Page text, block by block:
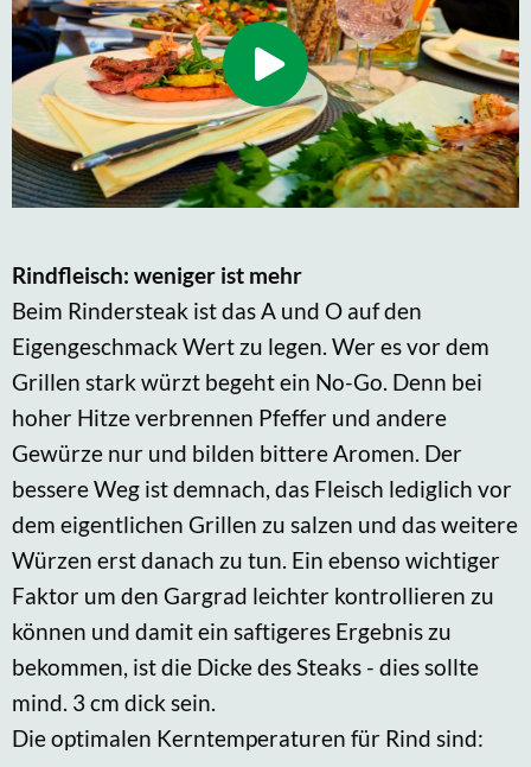
Rindfleisch: weniger ist mehr
Beim Rindersteak ist das A und O auf den
Eigengeschmack Wert zu legen. Wer es vor dem
Grillen stark würzt begeht ein No-Go. Denn bei
hoher Hitze verbrennen Pfeffer und andere
Gewürze nur und bilden bittere Aromen. Der
bessere Weg ist demnach, das Fleisch lediglich vor
dem eigentlichen Grillen zu salzen und das weitere
Würzen erst danach zu tun. Ein ebenso wichtiger
Faktor um den Gargrad leichter kontrollieren zu
können und damit ein saftigeres Ergebnis zu
bekommen, ist die Dicke des Steaks - dies sollte
mind. 3 cm dick sein.
Die optimalen Kerntemperaturen für Rind sind: